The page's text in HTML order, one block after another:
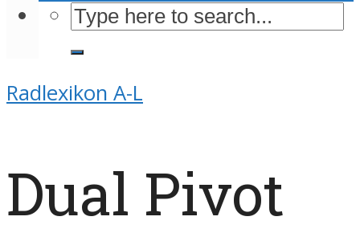
Radlexikon A-L
Dual Pivot